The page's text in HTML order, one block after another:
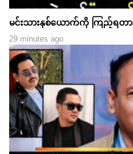
မင်းသားနှစ်ယောက်ကို ကြည့်ရတာ
29 minutes ago